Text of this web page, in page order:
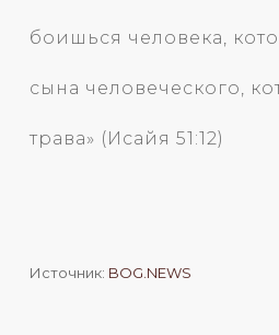
боишься человека,
сына человеческого,
трава» (Исайя 51:12)
Источник: BOG.NEWS